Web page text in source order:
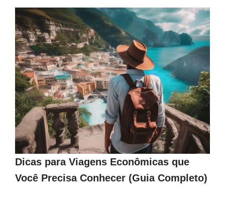
Dicas para Viagens Econômicas que
Você Precisa Conhecer (Guia Completo)